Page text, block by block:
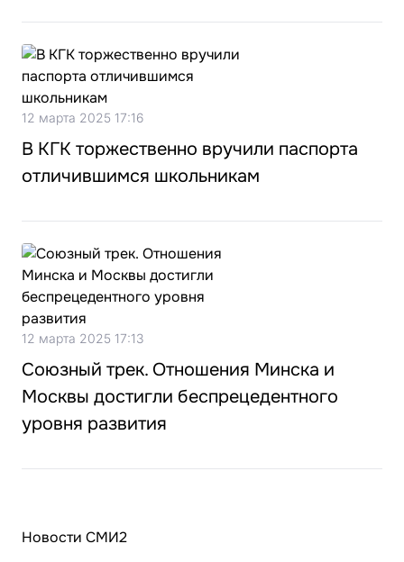
12 марта 2025 17:16
В КГК торжественно вручили паспорта
отличившимся школьникам
12 марта 2025 17:13
Союзный трек. Отношения Минска и
Москвы достигли беспрецедентного
уровня развития
Новости СМИ2